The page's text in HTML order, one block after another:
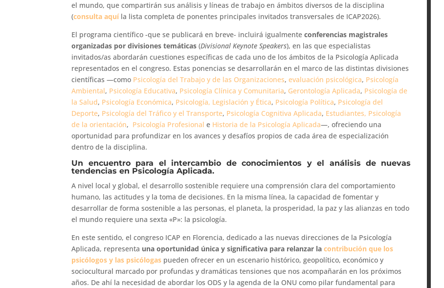
el mundo, que compartirán sus análisis y líneas de trabajo en ámbitos diversos de la disciplina
(consulta aquíla lista completa de ponentes principales invitados transversales de ICAP2026).
El programa científico -que se publicará en breve- incluirá igualmenteconferencias magistrales
organizadas por divisiones temáticas (Divisional Keynote Speakers), en las que especialistas
invitados/as abordarán cuestiones específicas de cada uno de los ámbitos de la Psicología Aplicada
representados en el congreso. Estas ponencias se desarrollarán en el marco de las distintas divisiones
científicas —como Psicología del Trabajo y de las Organizaciones,evaluación psicológica, Psicología
Ambiental, Psicología Educativa, Psicología Clínica y Comunitaria, Gerontología Aplicada, Psicología de
la Salud, Psicología Económica, Psicología, Legislación y Ética, Psicología Política, Psicología del
Deporte, Psicología del Tráfico y el Transporte, Psicología Cognitiva Aplicada, Estudiantes, Psicología
de la orientación, Psicología Profesional e Historia de la Psicología Aplicada—, ofreciendo una
oportunidad para profundizar en los avances y desafíos propios de cada área de especialización
dentro de la disciplina.
Un encuentro para el intercambio de conocimientos y el análisis de nuevas
tendencias en Psicología Aplicada.
A nivel local y global, el desarrollo sostenible requiere una comprensión clara del comportamiento
humano, las actitudes y la toma de decisiones. En la misma línea, la capacidad de fomentar y
desarrollar de forma sostenible a las personas, el planeta, la prosperidad, la paz y las alianzas en todo
el mundo requiere una sexta «P»: la psicología.
En este sentido, el congreso ICAP en Florencia, dedicado a las nuevas direcciones de la Psicología
Aplicada, representa una oportunidad única y significativa para relanzar lacontribución que los
psicólogos y las psicólogas pueden ofrecer en un escenario histórico, geopolítico, económico y
sociocultural marcado por profundas y dramáticas tensiones que nos acompañarán en los próximos
años. De ahí la necesidad de abordar los ODS y la agenda de la ONU como pilar fundamental para